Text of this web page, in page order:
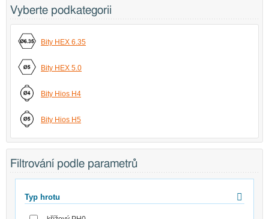
Vyberte podkategorii
Bity HEX 6.35
Bity HEX 5.0
Bity Hios H4
Bity Hios H5
Filtrování podle parametrů
Typ hrotu